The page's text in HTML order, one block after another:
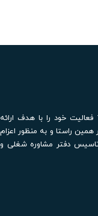
شرکت کنپارس سرزمین نیکان از مهرماه سال 1387 فعالیت خود را با هدف ارائه
راستا و به منظور اعزام
دفتر مشاوره شغلی و